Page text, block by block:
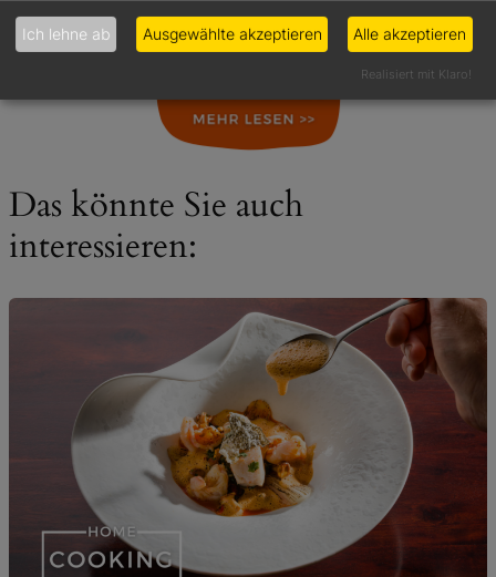
Das könnte Sie auch
interessieren:
Ich lehne ab Ausgewählte akzeptieren Alle akzeptieren
Realisiert mit Klaro!